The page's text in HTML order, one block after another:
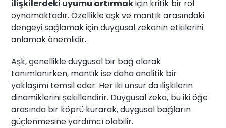
ilişkilerdeki uyumu artırmakiçin kritik bir rol
oynamaktadır. Özellikle aşk ve mantık arasındaki
dengeyi sağlamak için duygusal zekanın etkilerini
anlamak önemlidir.
Aşk, genellikle duygusal bir bağ olarak
tanımlanırken, mantık ise daha analitik bir
yaklaşımı temsil eder. Her iki unsur da ilişkilerin
dinamiklerini şekillendirir. Duygusal zeka, bu iki öğe
arasında bir köprü kurarak, duygusal bağların
güçlenmesine yardımcı olabilir.